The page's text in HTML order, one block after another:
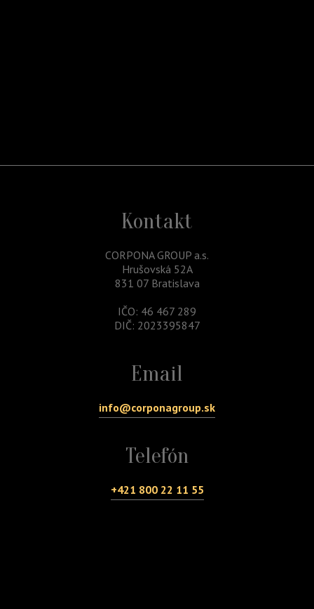
Kontakt
CORPONA GROUP a.s.
Hrušovská 52A
831 07 Bratislava
IČO: 46 467 289
DIČ: 2023395847
Email
info@corponagroup.sk
Telefón
+421 800 22 11 55